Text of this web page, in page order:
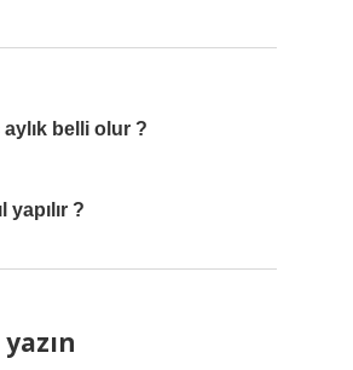
belli olur ?
yapılır ?